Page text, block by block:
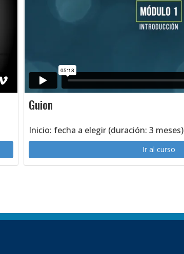
Guion
Inicio: fecha a elegir (duración: 3 meses)
Ir al curso